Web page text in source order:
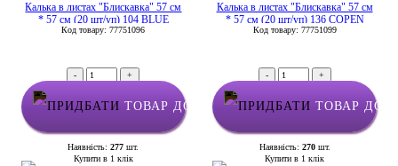
Калька в листах "Блискавка" 57 см
* 57 см (20 шт/уп) 104 BLUE
Код товару: 77751096
- +
ТОВАР ДОДАНО У КОШИК
Наявність:277 шт.
Купити в 1 клік
Калька в листах "Блискавка" 57 см
* 57 см (20 шт/уп) 136 COPEN
Код товару: 77751099
- +
ТОВАР
Наявність: 270шт.
Купити в 1 клік